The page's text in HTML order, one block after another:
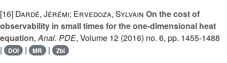
[16] Dardé, Jérémi; Ervedoza, Sylvain On the cost of
observability in small times for the one-dimensional heat
equation, Anal. PDE, Volume 12 (2016) no. 6, pp. 1455-1488
|
DOI | MR | Zbl